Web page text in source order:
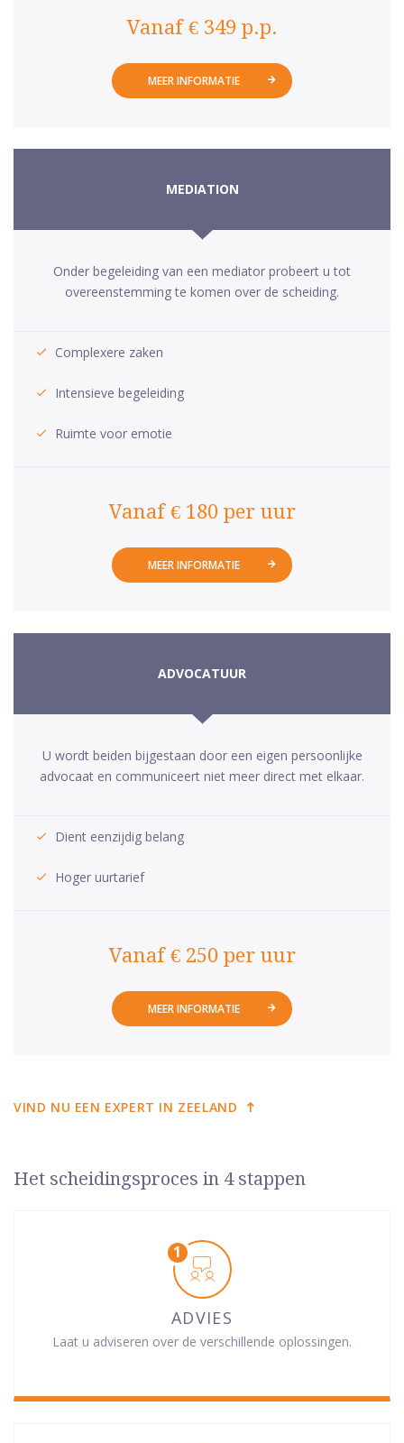
Vanaf € 349 p.p.
MEER INFORMATIE
MEDIATION
Onder begeleiding van een mediator probeert u tot
overeenstemming te komen over de scheiding.
Complexere zaken
Intensieve begeleiding
Ruimte voor emotie
Vanaf € 180 per uur
MEER INFORMATIE
ADVOCATUUR
U wordt beiden bijgestaan door een eigen persoonlijke
advocaat en communiceert niet meer direct met elkaar.
Dient eenzijdig belang
Hoger uurtarief
Vanaf € 250 per uur
MEER INFORMATIE
VIND NU EEN EXPERT IN ZEELAND
Het scheidingsproces in 4 stappen
ADVIES
Laat u adviseren over de verschillende oplossingen.